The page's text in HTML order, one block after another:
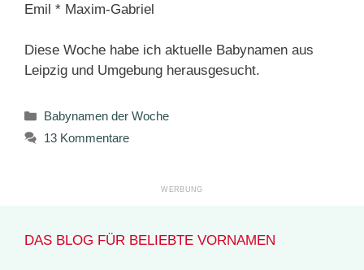
Emil * Maxim-Gabriel
Diese Woche habe ich aktuelle Babynamen aus
Leipzig und Umgebung herausgesucht.
Kategorien
Babynamen der Woche
13 Kommentare
DAS BLOG FÜR BELIEBTE VORNAMEN